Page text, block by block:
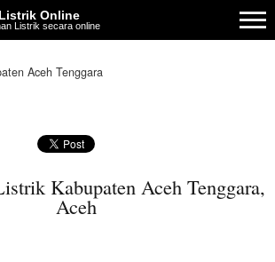
Online
Listrik secara online
Aceh Tenggara
Kabupaten Aceh Tenggara,
Aceh